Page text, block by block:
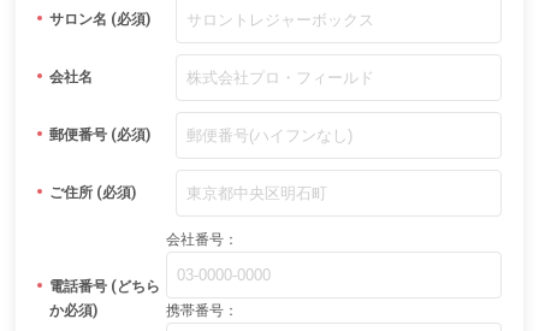
サロン名 (必須)
会社名
郵便番号 (必須)
ご住所 (必須)
電話番号 (どちら
か必須)
会社番号：
携帯番号：